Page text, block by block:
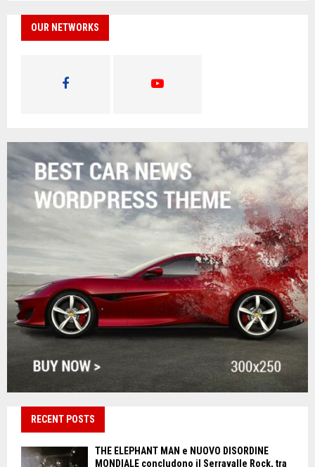
OUR NETWORKS
RECENT POSTS
THE ELEPHANT MAN e NUOVO DISORDINE
MONDIALE concludono il Serravalle Rock, tra